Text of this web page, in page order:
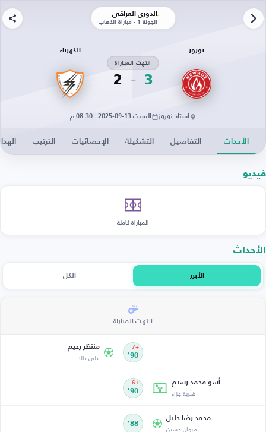
الدوري العراقي
الجولة 1 - مباراة الذهاب
نوروز
3
انتهت المباراة
2
الكهرباء
استاد نوروز السبت 13-09-2025 · 08:30 م
الأحداث التفاصيل التشكيلة الإحصائيات الترتيب
فيديو
المباراة كاملة
الأحداث
الأبرز الكل
انتهت المباراة
90’
+7 منتظر رحيم
علي خالد
أسو محمد رستم
ضربة جزاء 90’
+6
محمد رضا جليل
مروان حسين 88’